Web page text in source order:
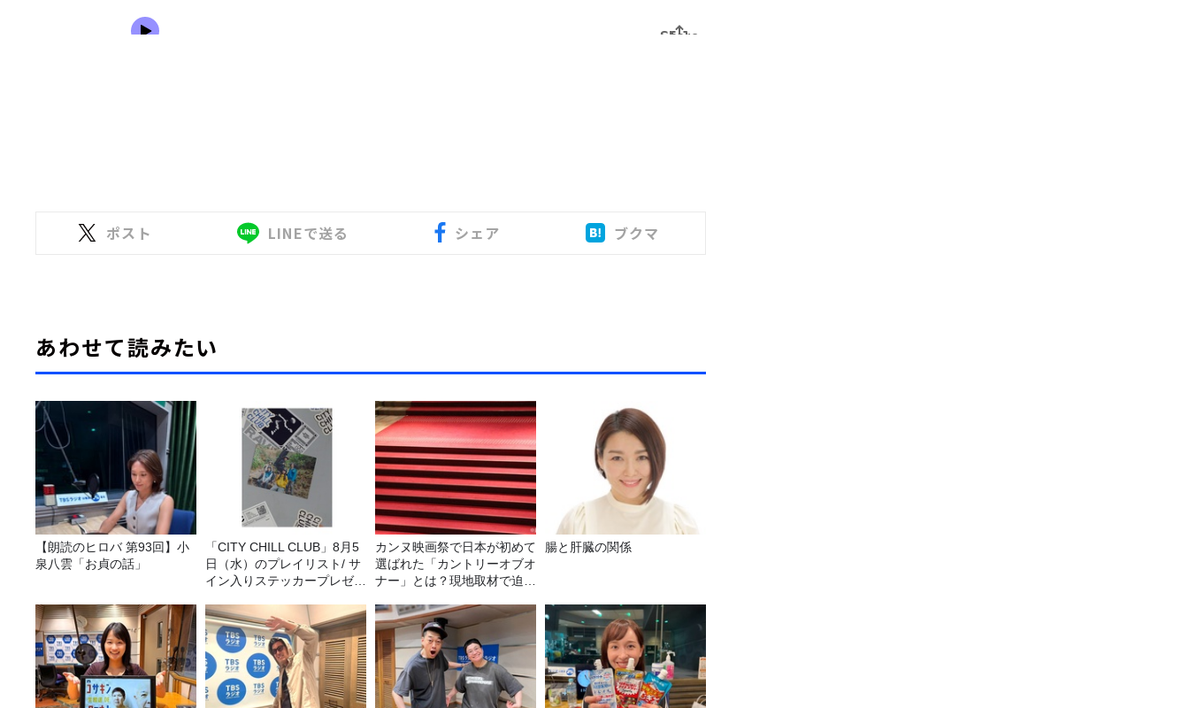
ポスト LINEで送る シェア ブクマ
あわせて読みたい
【朗読のヒロバ 第93回】小
泉八雲「お貞の話」
「CITY CHILL CLUB」8月5
日（水）のプレイリスト/ サ
イン入りステッカープレゼン
カンヌ映画祭で日本が初めて
選ばれた「カントリーオブオ
ナー」とは？現地取材で迫る
腸と肝臓の関係